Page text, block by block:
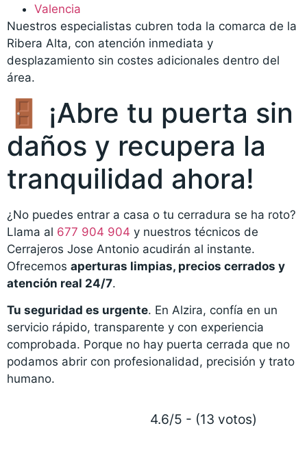
Valencia
Nuestros especialistas cubren toda la comarca de la
Ribera Alta, con atención inmediata y
desplazamiento sin costes adicionales dentro del
área.
🚪 ¡Abre tu puerta sin
daños y recupera la
tranquilidad ahora!
¿No puedes entrar a casa o tu cerradura se ha roto?
Llama al 677 904 904 y nuestros técnicos de
Cerrajeros Jose Antonio acudirán al instante.
Ofrecemos aperturas limpias, precios cerrados y
atención real 24/7.
Tu seguridad es urgente. En Alzira, confía en un
servicio rápido, transparente y con experiencia
comprobada. Porque no hay puerta cerrada que no
podamos abrir con profesionalidad, precisión y trato
humano.
4.6/5 - (13 votos)